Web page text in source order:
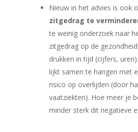
Nieuw in het advies is ook
zitgedrag te
te weinig onderzoek naar
zitgedrag op de
drukken in tijd (cijfers,
lijkt samen te hangen met
risico op overlijden (door
vaatziekten). Hoe meer je
minder sterk dit negatieve